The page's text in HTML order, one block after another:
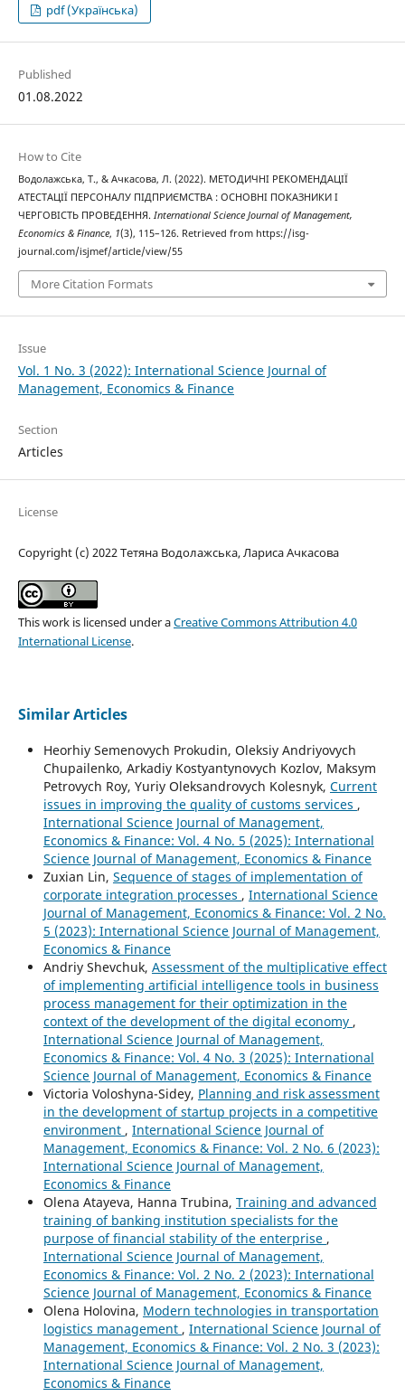
pdf (Українська)
Published
01.08.2022
How to Cite
Водолажська, Т., & Ачкасова, Л. (2022). МЕТОДИЧНІ РЕКОМЕНДАЦІЇ
АТЕСТАЦІЇ ПЕРСОНАЛУ ПІДПРИЄМСТВА : ОСНОВНІ ПОКАЗНИКИ І
ЧЕРГОВІСТЬ ПРОВЕДЕННЯ. International Science Journal of Management,
Economics & Finance, 1(3), 115–126. Retrieved from https://isg-
journal.com/isjmef/article/view/55
More Citation Formats
Issue
Vol. 1 No. 3 (2022): International Science Journal of
Management, Economics & Finance
Section
Articles
License
Copyright (c) 2022 Тетяна Водолажська, Лариса Ачкасова
This work is licensed under aCreative Commons Attribution 4.0
International License.
Similar Articles
Heorhiy Semenovych Prokudin, Oleksiy Andriyovych
Chupailenko, Arkadiy Kostyantynovych Kozlov, Maksym
Petrovych Roy, Yuriy Oleksandrovych Kolesnyk, Current
issues in improving the quality of customs services ,
International Science Journal of Management,
Economics & Finance: Vol. 4 No. 5 (2025): International
Science Journal of Management, Economics & Finance
Zuxian Lin, Sequence of stages of implementation of
corporate integration processes , International Science
Journal of Management, Economics & Finance: Vol. 2 No.
5 (2023): International Science Journal of Management,
Economics & Finance
Andriy Shevchuk, Assessment of the multiplicative effect
of implementing artificial intelligence tools in business
process management for their optimization in the
context of the development of the digital economy ,
International Science Journal of Management,
Economics & Finance: Vol. 4 No. 3 (2025): International
Science Journal of Management, Economics & Finance
Victoria Voloshyna-Sidey, Planning and risk assessment
in the development of startup projects in a competitive
environment , International Science Journal of
Management, Economics & Finance: Vol. 2 No. 6 (2023):
International Science Journal of Management,
Economics & Finance
Olena Atayeva, Hanna Trubina, Training and advanced
training of banking institution specialists for the
purpose of financial stability of the enterprise ,
International Science Journal of Management,
Economics & Finance: Vol. 2 No. 2 (2023): International
Science Journal of Management, Economics & Finance
Olena Holovina, Modern technologies in transportation
logistics management , International Science Journal of
Management, Economics & Finance: Vol. 2 No. 3 (2023):
International Science Journal of Management,
Economics & Finance